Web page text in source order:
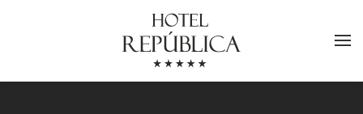
Saltar para o conteúdo principal